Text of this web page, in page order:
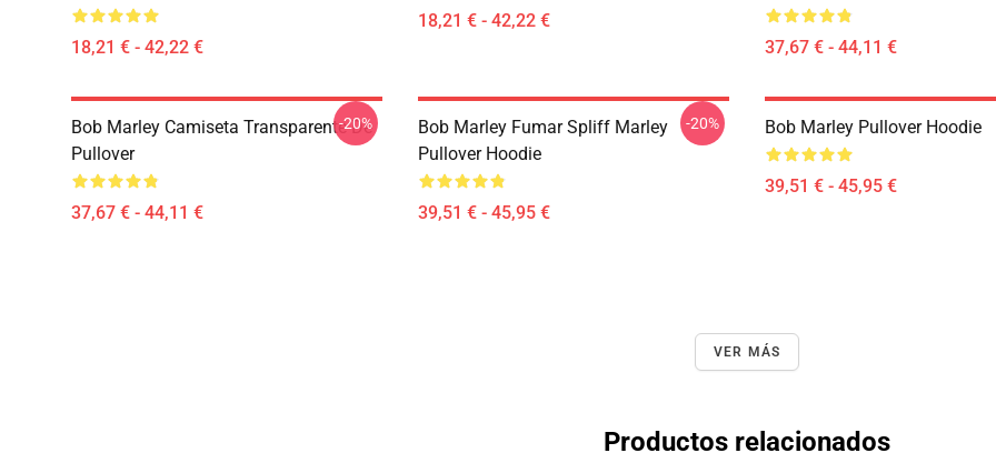
18,21 € - 42,22 €
18,21 € - 42,22 €
37,67 € - 44,11 €
Bob Marley Camiseta Transparente De
Pullover
37,67 € - 44,11 €
-20%
Bob Marley Fumar Spliff Marley
Pullover Hoodie
39,51 € - 45,95 €
-20% Bob Marley Pullover Hoodie
39,51 € - 45,95 €
VER MÁS
Productos relacionados